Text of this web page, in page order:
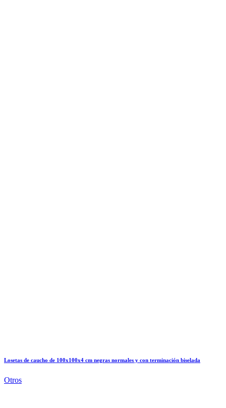
Losetas de caucho de 100x100x4 cm negras normales y con terminación biselada
Otros